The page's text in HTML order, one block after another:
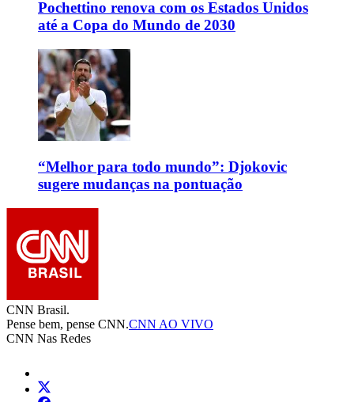
Pochettino renova com os Estados Unidos
até a Copa do Mundo de 2030
“Melhor para todo mundo”: Djokovic
sugere mudanças na pontuação
CNN Brasil.
Pense bem, pense CNN.CNN AO VIVO
CNN Nas Redes